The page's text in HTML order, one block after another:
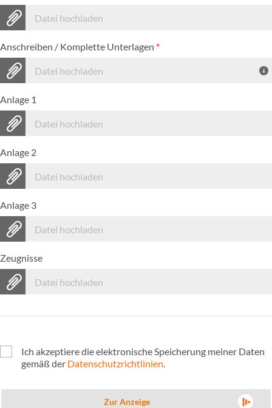
Datei hochladen
Anschreiben / Komplette Unterlagen *
Datei hochladen
Anlage 1
Datei hochladen
Anlage 2
Datei hochladen
Anlage 3
Datei hochladen
Zeugnisse
Datei hochladen
Ich akzeptiere die elektronische Speicherung meiner Daten
gemäß der Datenschutzrichtlinien.
Zur Anzeige